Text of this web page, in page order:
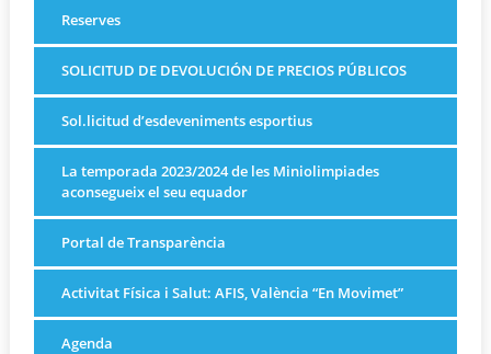
Reserves
SOLICITUD DE DEVOLUCIÓN DE PRECIOS PÚBLICOS
Sol.licitud d’esdeveniments esportius
La temporada 2023/2024 de les Miniolimpiades
aconsegueix el seu equador
Portal de Transparència
Activitat Física i Salut: AFIS, València “En Movimet”
Agenda